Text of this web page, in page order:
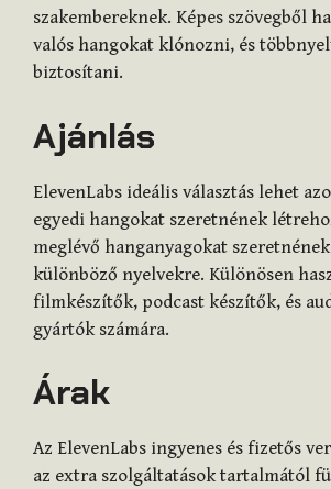
szakembereknek. Képes szövegből
valós hangokat klónozni, és
biztosítani.
Ajánlás
ElevenLabs ideális választás lehet
egyedi hangokat szeretnének
meglévő hanganyagokat
különböző nyelvekre. Különösen
filmkészítők, podcast készítők, és
gyártók számára.
Árak
Az ElevenLabs ingyenes és fizetős
az extra szolgáltatások tartalmától